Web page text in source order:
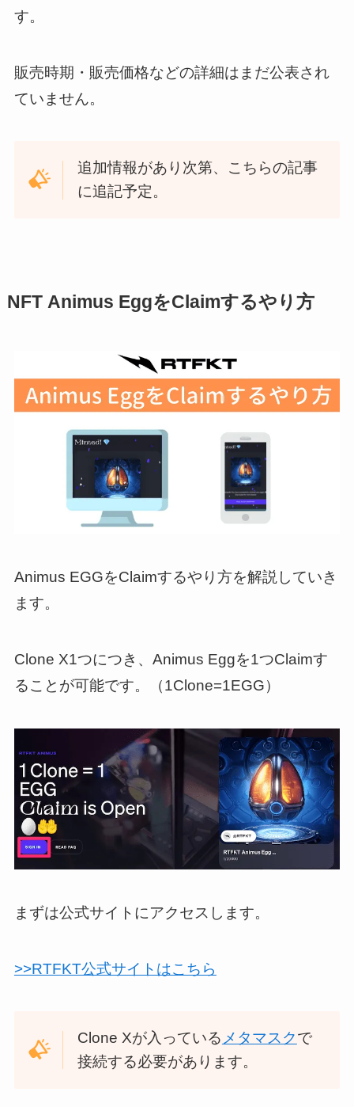
す。
販売時期・販売価格などの詳細はまだ公表され
ていません。
追加情報があり次第、こちらの記事
に追記予定。
NFT Animus EggをClaimするやり方
Animus EGGをClaimするやり方を解説していき
ます。
Clone X1つにつき、Animus Eggを1つClaimす
ることが可能です。（1Clone=1EGG）
まずは公式サイトにアクセスします。
>>RTFKT公式サイトはこちら
Clone Xが入っている メタマスクで
接続する必要があります。